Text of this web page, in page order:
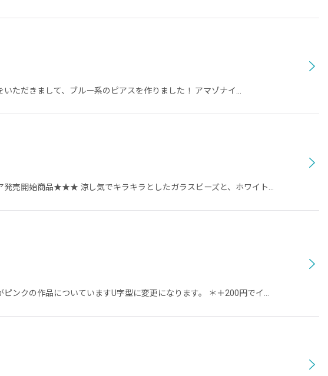
だきまして、ブルー系のピアスを作りました！ アマゾナイ…
開始商品★★★ 涼し気でキラキラとしたガラスビーズと、ホワイト…
クの作品についていますU字型に変更になります。 ＊＋200円でイ…